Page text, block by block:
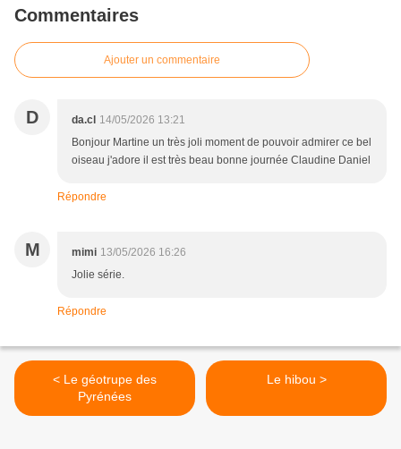
Commentaires
Ajouter un commentaire
D da.cl 14/05/2026 13:21
Bonjour Martine un très joli moment de pouvoir admirer ce bel
oiseau j'adore il est très beau bonne journée Claudine Daniel
Répondre
M mimi 13/05/2026 16:26
Jolie série.
Répondre
< Le géotrupe des
Pyrénées
Le hibou >